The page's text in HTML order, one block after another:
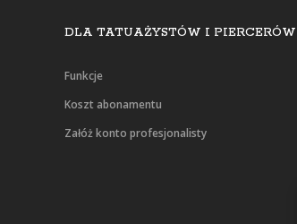
DLA TATUAŻYSTÓW I PIERCERÓW
Funkcje
Koszt abonamentu
Załóż konto profesjonalisty